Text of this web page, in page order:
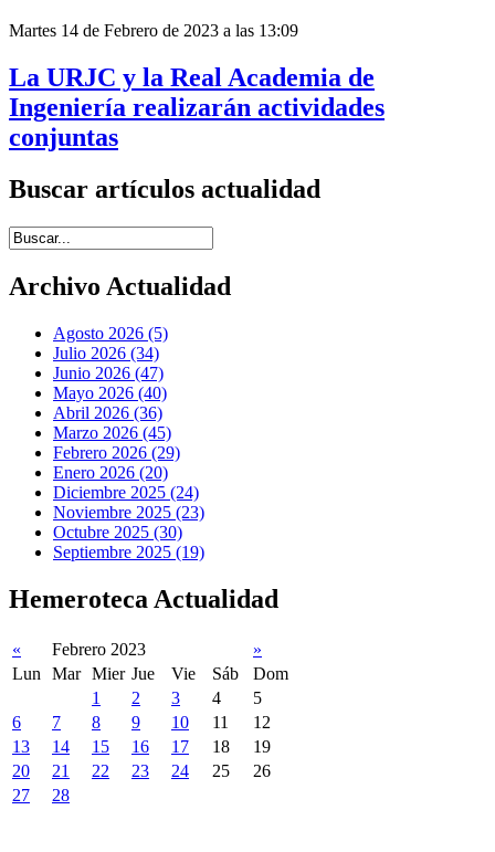
Martes 14 de Febrero de 2023 a las 13:09
La URJC y la Real Academia de
Ingeniería realizarán actividades
conjuntas
Buscar artículos actualidad
Introduce términos de búsqueda
Archivo Actualidad
Agosto 2026 (5)
Julio 2026 (34)
Junio 2026 (47)
Mayo 2026 (40)
Abril 2026 (36)
Marzo 2026 (45)
Febrero 2026 (29)
Enero 2026 (20)
Diciembre 2025 (24)
Noviembre 2025 (23)
Octubre 2025 (30)
Septiembre 2025 (19)
Hemeroteca Actualidad
« Febrero 2023
»
Lun
Mar Mier Jue Vie Sáb
Dom
1
2 3 4
5
6
7 8 9 10 11
12
13
14 15 16 17 18
19
20
21 22 23 24 25
26
27
28